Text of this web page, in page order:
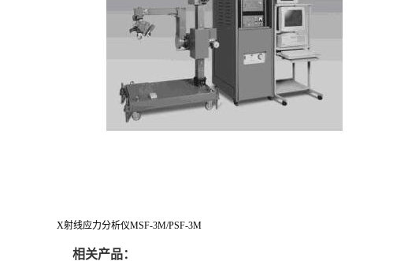
X射线应力分析仪MSF-3M/PSF-3M
相关产品：